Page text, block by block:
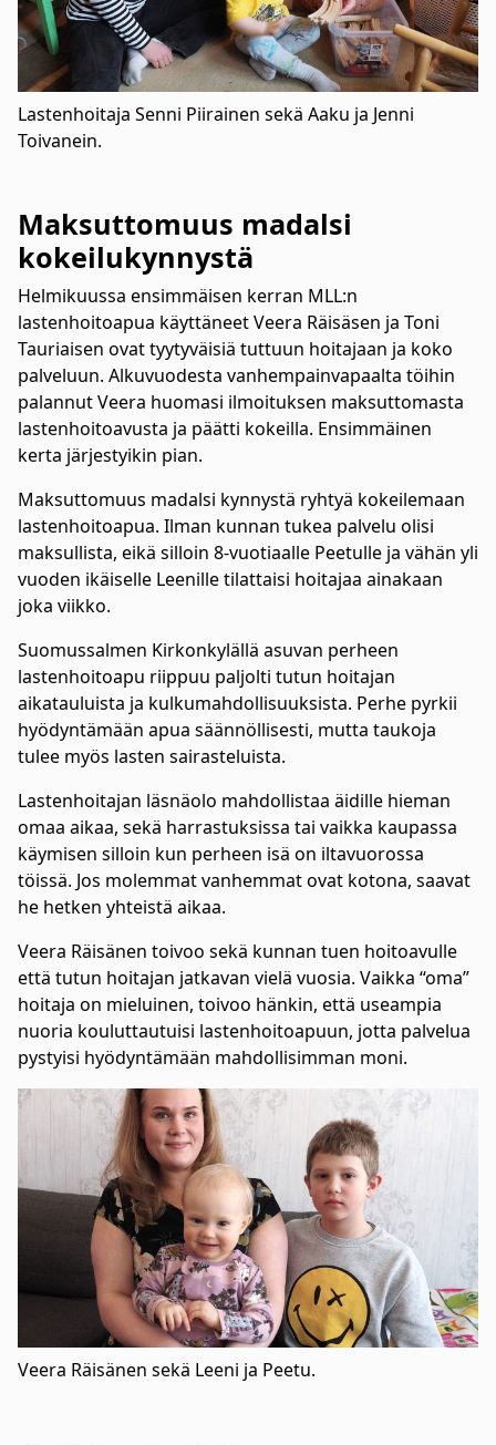
Lastenhoitaja Senni Piirainen sekä Aaku ja Jenni
Toivanein.
Maksuttomuus madalsi
kokeilukynnystä
Helmikuussa ensimmäisen kerran MLL:n
lastenhoitoapua käyttäneet Veera Räisäsen ja Toni
Tauriaisen ovat tyytyväisiä tuttuun hoitajaan ja koko
palveluun. Alkuvuodesta vanhempainvapaalta töihin
palannut Veera huomasi ilmoituksen maksuttomasta
lastenhoitoavusta ja päätti kokeilla. Ensimmäinen
kerta järjestyikin pian.
Maksuttomuus madalsi kynnystä ryhtyä kokeilemaan
lastenhoitoapua. Ilman kunnan tukea palvelu olisi
maksullista, eikä silloin 8-vuotiaalle Peetulle ja vähän yli
vuoden ikäiselle Leenille tilattaisi hoitajaa ainakaan
joka viikko.
Suomussalmen Kirkonkylällä asuvan perheen
lastenhoitoapu riippuu paljolti tutun hoitajan
aikatauluista ja kulkumahdollisuuksista. Perhe pyrkii
hyödyntämään apua säännöllisesti, mutta taukoja
tulee myös lasten sairasteluista.
Lastenhoitajan läsnäolo mahdollistaa äidille hieman
omaa aikaa, sekä harrastuksissa tai vaikka kaupassa
käymisen silloin kun perheen isä on iltavuorossa
töissä. Jos molemmat vanhemmat ovat kotona, saavat
he hetken yhteistä aikaa.
Veera Räisänen toivoo sekä kunnan tuen hoitoavulle
että tutun hoitajan jatkavan vielä vuosia. Vaikka “oma”
hoitaja on mieluinen, toivoo hänkin, että useampia
nuoria kouluttautuisi lastenhoitoapuun, jotta palvelua
pystyisi hyödyntämään mahdollisimman moni.
Veera Räisänen sekä Leeni ja Peetu.